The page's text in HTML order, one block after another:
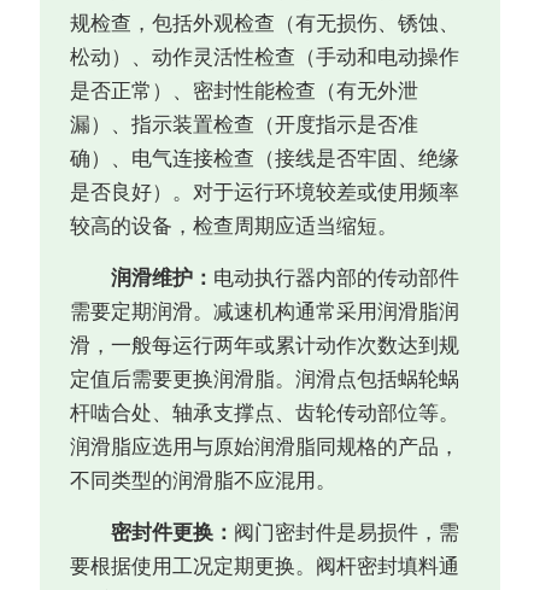
规检查，包括外观检查（有无损伤、锈蚀、
松动）、动作灵活性检查（手动和电动操作
是否正常）、密封性能检查（有无外泄
漏）、指示装置检查（开度指示是否准
确）、电气连接检查（接线是否牢固、绝缘
是否良好）。对于运行环境较差或使用频率
较高的设备，检查周期应适当缩短。
润滑维护： 电动执行器内部的传动部件
需要定期润滑。减速机构通常采用润滑脂润
滑，一般每运行两年或累计动作次数达到规
定值后需要更换润滑脂。润滑点包括蜗轮蜗
杆啮合处、轴承支撑点、齿轮传动部位等。
润滑脂应选用与原始润滑脂同规格的产品，
不同类型的润滑脂不应混用。
密封件更换： 阀门密封件是易损件，需
要根据使用工况定期更换。阀杆密封填料通